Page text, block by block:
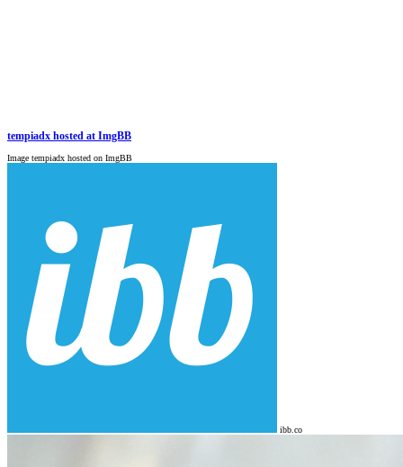
tempiadx hosted at ImgBB
Image tempiadx hosted on ImgBB
ibb.co